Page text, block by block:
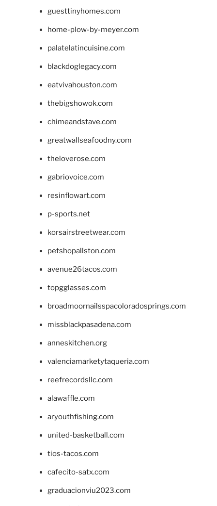
guesttinyhomes.com
home-plow-by-meyer.com
palatelatincuisine.com
blackdoglegacy.com
eatvivahouston.com
thebigshowok.com
chimeandstave.com
greatwallseafoodny.com
theloverose.com
gabriovoice.com
resinflowart.com
p-sports.net
korsairstreetwear.com
petshopallston.com
avenue26tacos.com
topgglasses.com
broadmoornailsspacoloradosprings.com
missblackpasadena.com
anneskitchen.org
valenciamarketytaqueria.com
reefrecordsllc.com
alawaffle.com
aryouthfishing.com
united-basketball.com
tios-tacos.com
cafecito-satx.com
graduacionviu2023.com